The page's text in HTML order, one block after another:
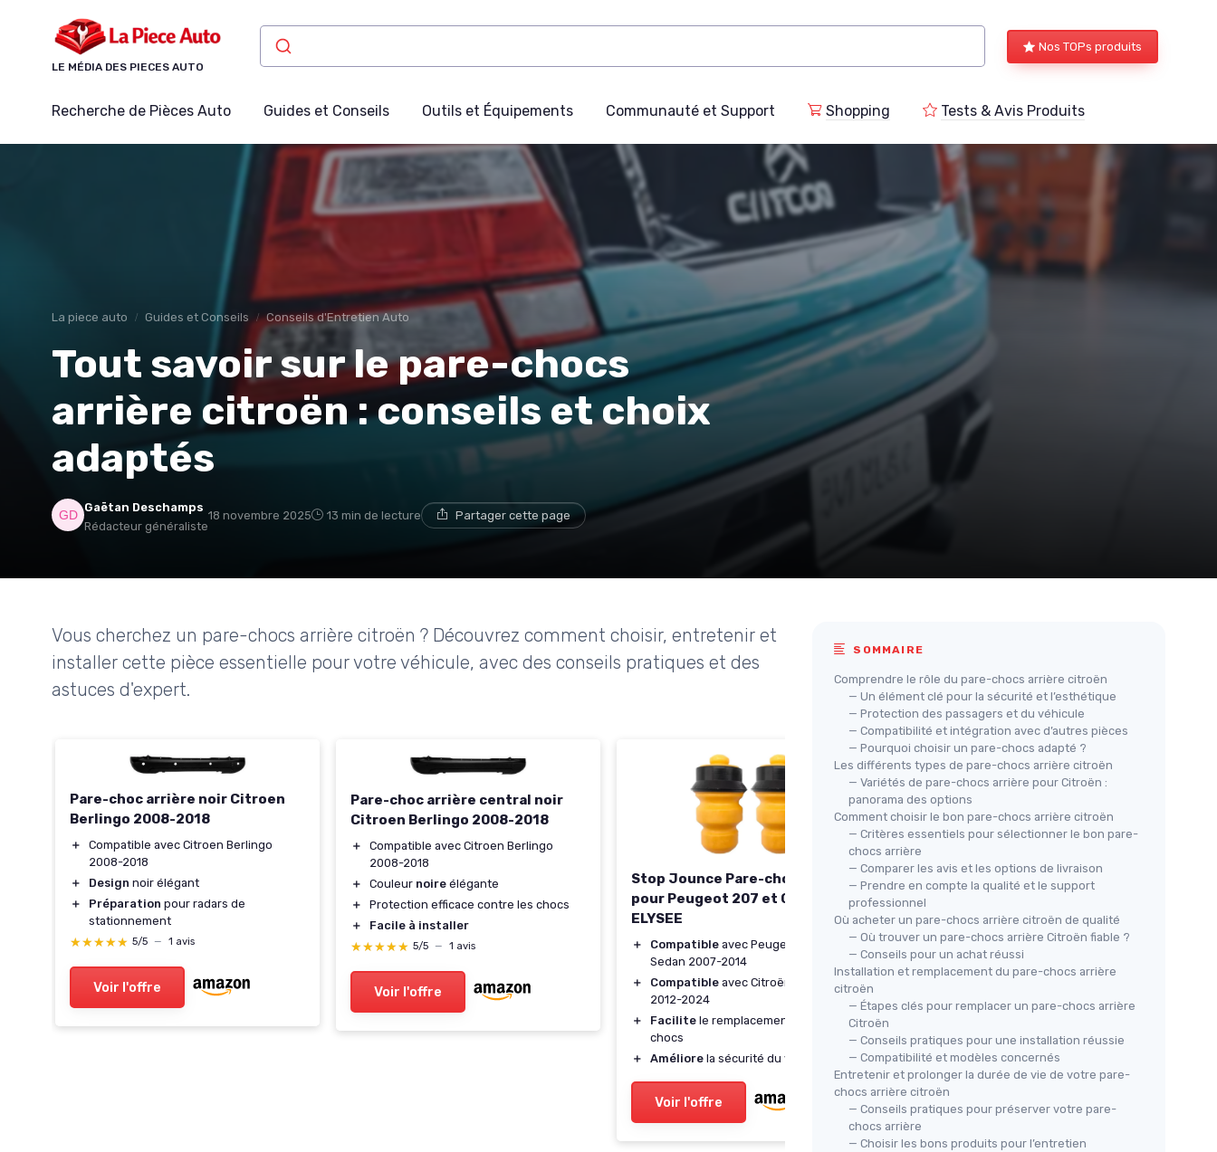
LE MÉDIA DES PIECES AUTO
Nos TOPs produits
Recherche de Pièces Auto Guides et Conseils Outils et Équipements Communauté et Support Shopping Tests & Avis Produits
La piece auto Guides et Conseils Conseils d'Entretien Auto
Tout savoir sur le pare-chocs
arrière citroën : conseils et choix
adaptés
Gaëtan Deschamps
Rédacteur généraliste
18 novembre 2025 13 min de lecture Partager cette page
Vous cherchez un pare-chocs arrière citroën ? Découvrez comment choisir, entretenir et
installer cette pièce essentielle pour votre véhicule, avec des conseils pratiques et des
astuces d'expert.
Pare-choc arrière noir Citroen
Berlingo 2008-2018
＋
Compatible avec Citroen Berlingo
2008-2018
＋
Design noir élégant
＋
Préparation pour radars de
stationnement
★★★★★
★★★★★ 5/5 — 1 avis
Voir l'offre
Pare-choc arrière central noir
Citroen Berlingo 2008-2018
＋
Compatible avec Citroen Berlingo
2008-2018
＋
Couleur noire élégante
＋
Protection efficace contre les chocs
＋
Facile à installer
★★★★★
★★★★★ 5/5 — 1 avis
Voir l'offre
Stop Jounce Pare-chocs arrière
pour Peugeot 207 et Citroën C-
ELYSEE
＋ Compatible avec Peugeot 207 Wagon
Sedan 2007-2014
＋
Compatible avec Citroën C-ELYSEE
2012-2024
＋
Facilite le remplacement du pare-
chocs
＋
Améliore la sécurité du véhicule
Voir l'offre
Pare-choc arrière Citroen C2
＋ Compatible avec Citroen C2 depuis
peindre
selon vos goûts
＋
★★★★★
★★★★★ 5/5 — 1 avis
Voir l'offre
SOMMAIRE
Comprendre le rôle du pare-chocs arrière citroën
— Un élément clé pour la sécurité et l’esthétique
— Protection des passagers et du véhicule
— Compatibilité et intégration avec d’autres pièces
— Pourquoi choisir un pare-chocs adapté ?
Les différents types de pare-chocs arrière citroën
— Variétés de pare-chocs arrière pour Citroën :
panorama des options
Comment choisir le bon pare-chocs arrière citroën
— Critères essentiels pour sélectionner le bon pare-
chocs arrière
— Comparer les avis et les options de livraison
— Prendre en compte la qualité et le support
professionnel
Où acheter un pare-chocs arrière citroën de qualité
— Où trouver un pare-chocs arrière Citroën fiable ?
— Conseils pour un achat réussi
Installation et remplacement du pare-chocs arrière
citroën
— Étapes clés pour remplacer un pare-chocs arrière
Citroën
— Conseils pratiques pour une installation réussie
— Compatibilité et modèles concernés
Entretenir et prolonger la durée de vie de votre pare-
chocs arrière citroën
— Conseils pratiques pour préserver votre pare-
chocs arrière
— Choisir les bons produits pour l’entretien